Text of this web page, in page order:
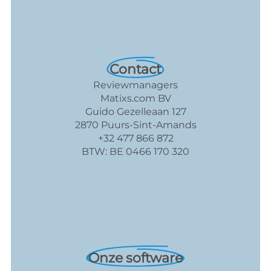
Contact
Reviewmanagers
Matixs.com BV
Guido Gezelleaan 127
2870 Puurs-Sint-Amands
+32 477 866 872
BTW: BE 0466 170 320
Onze software